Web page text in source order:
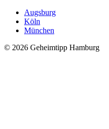
Augsburg
Köln
München
© 2026 Geheimtipp Hamburg